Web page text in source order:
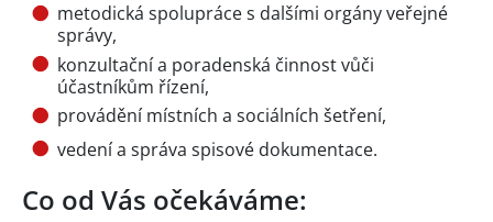
metodická spolupráce s dalšími orgány veřejné
správy,
konzultační a poradenská činnost vůči
účastníkům řízení,
provádění místních a sociálních šetření,
vedení a správa spisové dokumentace.
Co od Vás očekáváme: